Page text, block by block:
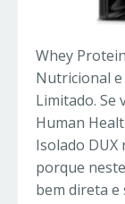
Whey
Nutricional
Limitado. Se
Human
Isolado DUX
porque
bem direta e